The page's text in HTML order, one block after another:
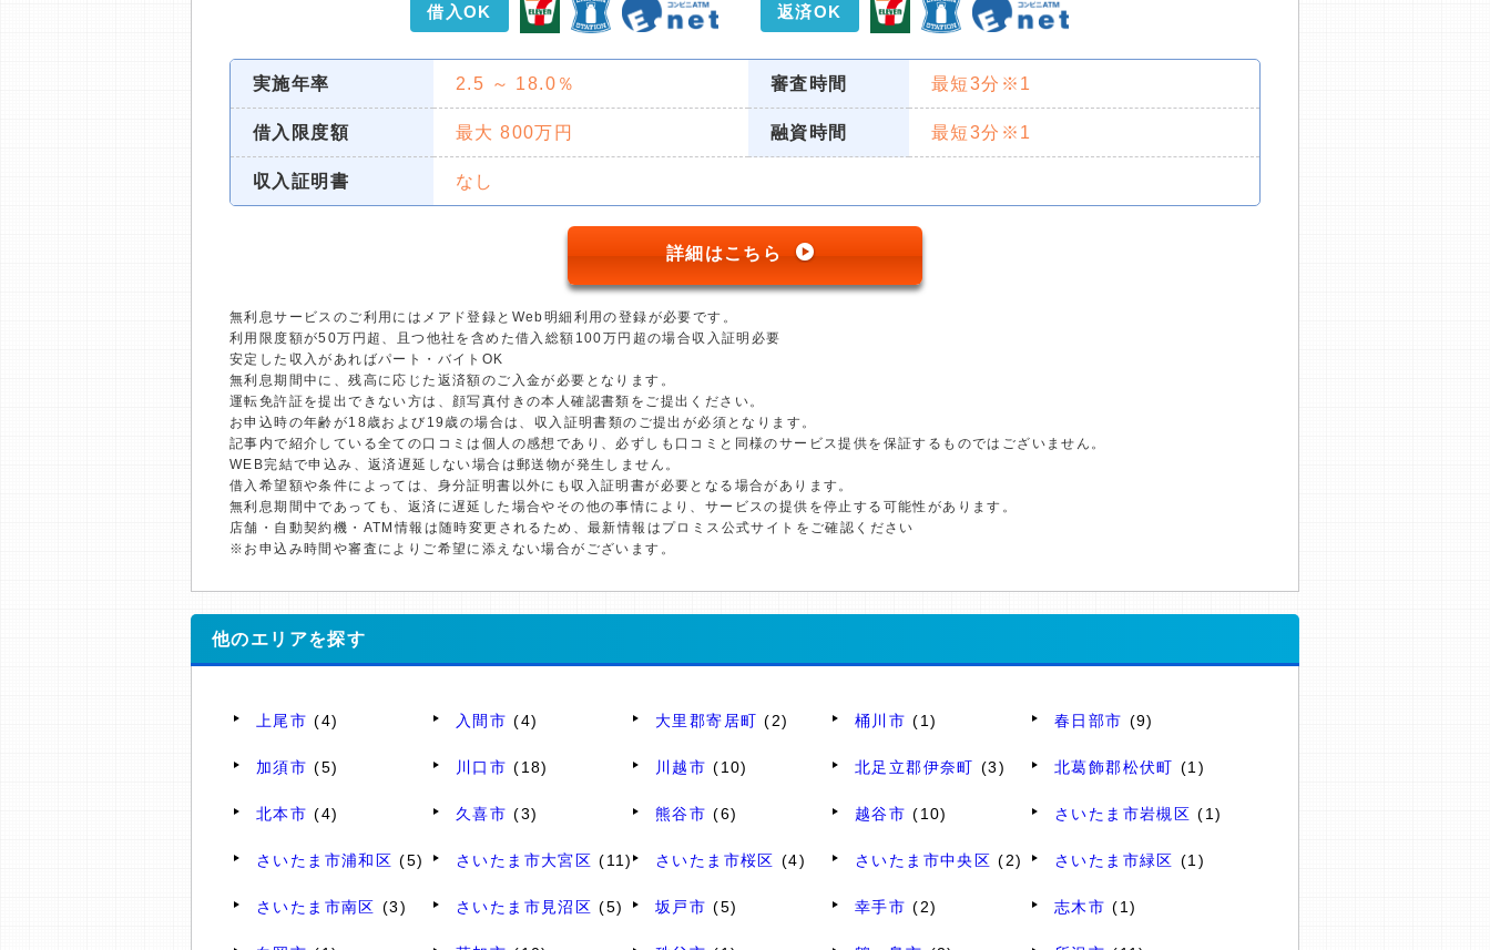
借入OK 返済OK
実施年率 2.5 ～ 18.0％ 審査時間 最短3分※1
借入限度額 最大 800万円 融資時間 最短3分※1
収入証明書 なし
詳細はこちら
無利息サービスのご利用にはメアド登録とWeb明細利用の登録が必要です。
利用限度額が50万円超、且つ他社を含めた借入総額100万円超の場合収入証明必要
安定した収入があればパート・バイトOK
無利息期間中に、残高に応じた返済額のご入金が必要となります。
運転免許証を提出できない方は、顔写真付きの本人確認書類をご提出ください。
お申込時の年齢が18歳および19歳の場合は、収入証明書類のご提出が必須となります。
記事内で紹介している全ての口コミは個人の感想であり、必ずしも口コミと同様のサービス提供を保証するものではございません。
WEB完結で申込み、返済遅延しない場合は郵送物が発生しません。
借入希望額や条件によっては、身分証明書以外にも収入証明書が必要となる場合があります。
無利息期間中であっても、返済に遅延した場合やその他の事情により、サービスの提供を停止する可能性があります。
店舗・自動契約機・ATM情報は随時変更されるため、最新情報はプロミス公式サイトをご確認ください
※お申込み時間や審査によりご希望に添えない場合がございます。
他のエリアを探す
上尾市 (4) 入間市 (4) 大里郡寄居町 (2) 桶川市 (1) 春日部市 (9)
加須市 (5) 川口市 (18) 川越市 (10) 北足立郡伊奈町 (3) 北葛飾郡松伏町 (1)
北本市 (4) 久喜市 (3) 熊谷市 (6) 越谷市 (10) さいたま市岩槻区 (1)
さいたま市浦和区 (5) さいたま市大宮区 (11) さいたま市桜区 (4) さいたま市中央区 (2) さいたま市緑区 (1)
さいたま市南区 (3) さいたま市見沼区 (5) 坂戸市 (5) 幸手市 (2) 志木市 (1)